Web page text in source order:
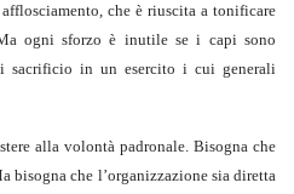
che è riuscita a tonificare
ogni sforzo è inutile se i capi sono
sacrificio in un esercito i cui generali
alla volontà padronale. Bisogna che
bisogna che l’organizzazione sia diretta